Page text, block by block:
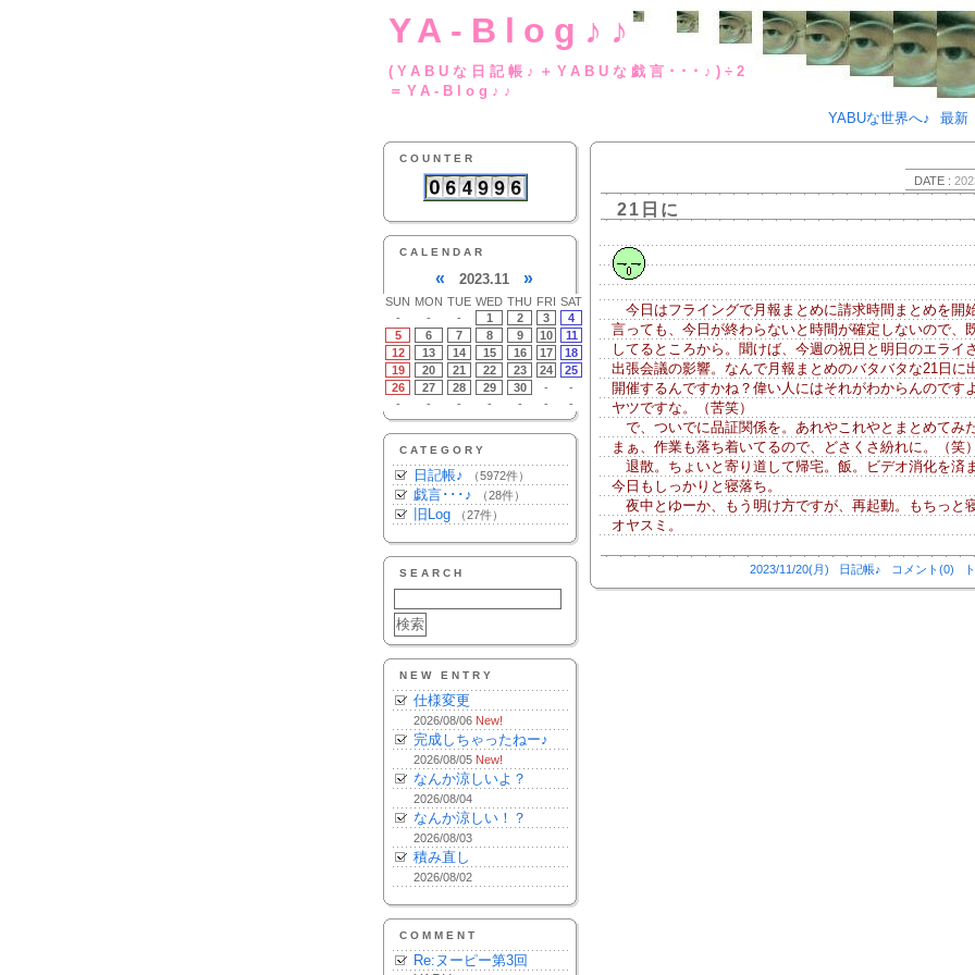
YA-Blog♪♪
(YABUな日記帳♪＋YABUな戯言･･
＝YA-Blog♪♪
YABUな世界へ♪
最新
COUNTER
CALENDAR
« 2023.11 »
SUN MON TUE WED THU FRI SAT
-
- - 1 2 3
4
5
6 7 8 9 10
11
12
13 14 15 16 17
18
19
20 21 22 23 24
25
26
27 28 29 30 -
-
-
- - - - - -
CATEGORY
日記帳♪ （5972件）
戯言･･･♪ （28件）
旧Log （27件）
SEARCH
NEW ENTRY
仕様変更
2026/08/06 New!
完成しちゃったねー♪
2026/08/05 New!
なんか涼しいよ？
2026/08/04
なんか涼しい！？
2026/08/03
積み直し
2026/08/02
COMMENT
Re:ヌーピー第3回
DATE :
21日に
今日はフライングで月報まとめに請求時間まとめを開
言っても、今日が終わらないと時間が確定しないので、
してるところから。聞けば、今週の祝日と明日のエライ
出張会議の影響。なんで月報まとめのバタバタな21日に
開催するんですかね？偉い人にはそれがわからんのです
ヤツですな。（苦笑）
で、ついでに品証関係を。あれやこれやとまとめてみた
まぁ、作業も落ち着いてるので、どさくさ紛れに。（笑）
退散。ちょいと寄り道して帰宅。飯。ビデオ消化を済
今日もしっかりと寝落ち。
夜中とゆーか、もう明け方ですが、再起動。もちっと寝
オヤスミ。
2023/11/20(月) 日記帳♪ コメント(0)